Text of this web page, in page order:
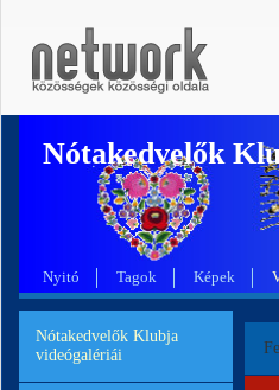
Nótakedvelők
Nyitó Tagok Képek
Nótakedvelők Klubja
videógalériái